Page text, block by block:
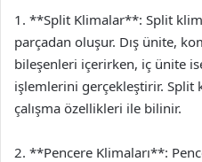
1. **Split Klimalar**: Split
parçadan oluşur. Dış ünite,
bileşenleri içerirken, iç ünite
işlemlerini gerçekleştirir. Split
çalışma özellikleri ile bilinir.
2. **Pencere Klimaları**: